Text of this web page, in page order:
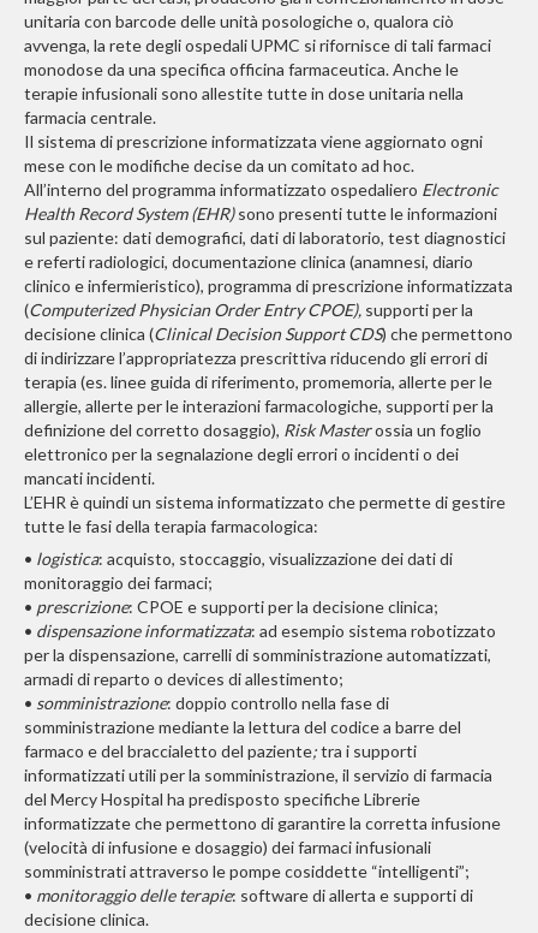
unitaria con barcode delle unità posologiche o, qualora ciò
avvenga, la rete degli ospedali UPMC si rifornisce di tali farmaci
monodose da una specifica officina farmaceutica. Anche le
terapie infusionali sono allestite tutte in dose unitaria nella
farmacia centrale.
Il sistema di prescrizione informatizzata viene aggiornato ogni
mese con le modifiche decise da un comitato ad hoc.
All’interno del programma informatizzato ospedaliero Electronic
Health Record System (EHR)sono presenti tutte le informazioni
sul paziente: dati demografici, dati di laboratorio, test diagnostici
e referti radiologici, documentazione clinica (anamnesi, diario
clinico e infermieristico), programma di prescrizione informatizzata
(Computerized Physician Order Entry CPOE), supporti per la
decisione clinica (Clinical Decision Support CDS) che permettono
di indirizzare l’appropriatezza prescrittiva riducendo gli errori di
terapia (es. linee guida di riferimento, promemoria, allerte per le
allergie, allerte per le interazioni farmacologiche, supporti per la
definizione del corretto dosaggio), Risk Masterossia un foglio
elettronico per la segnalazione degli errori o incidenti o dei
mancati incidenti.
L’EHR è quindi un sistema informatizzato che permette di gestire
tutte le fasi della terapia farmacologica:
• logistica: acquisto, stoccaggio, visualizzazione dei dati di
monitoraggio dei farmaci;
• prescrizione: CPOE e supporti per la decisione clinica;
• dispensazione informatizzata: ad esempio sistema robotizzato
per la dispensazione, carrelli di somministrazione automatizzati,
armadi di reparto o devices di allestimento;
• somministrazione: doppio controllo nella fase di
somministrazione mediante la lettura del codice a barre del
farmaco e del braccialetto del paziente;tra i supporti
informatizzati utili per la somministrazione, il servizio di farmacia
del Mercy Hospital ha predisposto specifiche Librerie
informatizzate che permettono di garantire la corretta infusione
(velocità di infusione e dosaggio) dei farmaci infusionali
somministrati attraverso le pompe cosiddette “intelligenti”;
• monitoraggio delle terapie: software di allerta e supporti di
decisione clinica.